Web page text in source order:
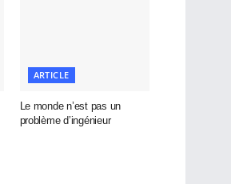
ARTICLE
Le monde n’est pas un
problème d’ingénieur